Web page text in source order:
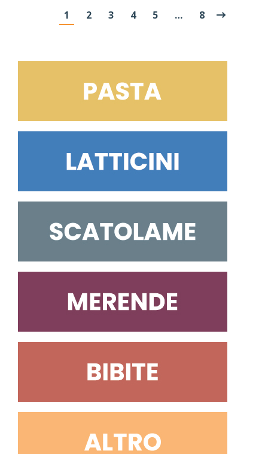
1 2 3 4 5 … 8